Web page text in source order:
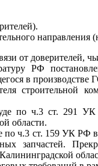
направления
от доверителей,
РФ
в
строительной
по ч.3 ст. 291
области.
по ч.3 ст. 159 УК
запчастей.